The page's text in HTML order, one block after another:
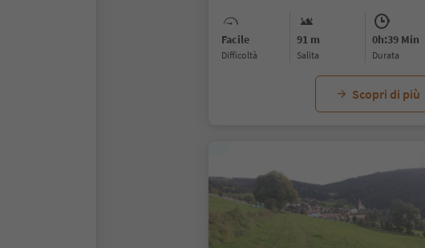
Facile
Difficoltà
91 m
Salita
0h:39 Min
durata
Scopri di più